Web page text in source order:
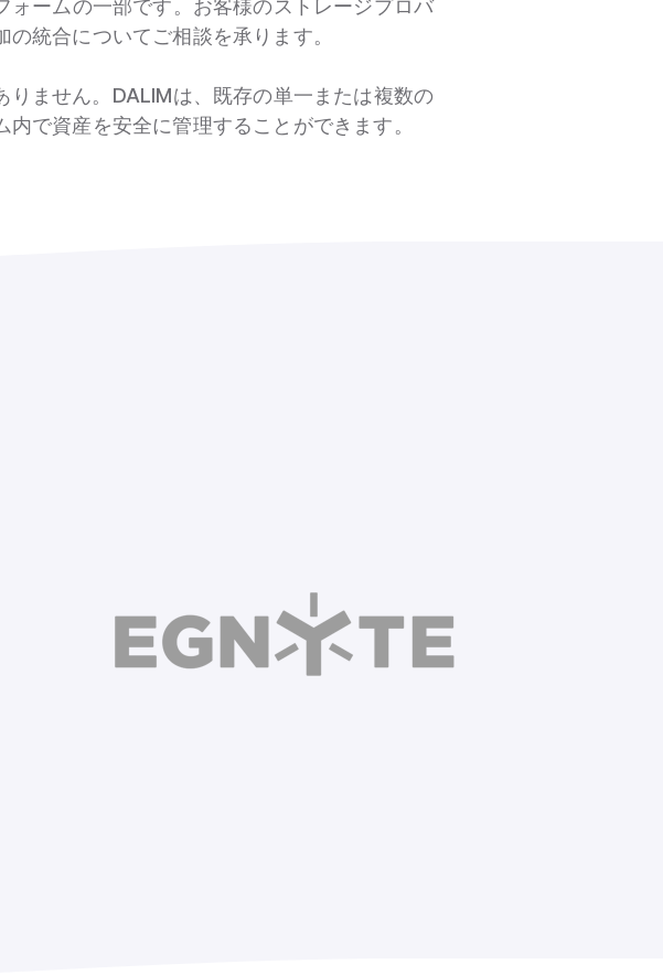
ームの一部です。お客様のストレージプロバ
統合についてご相談を承ります。
ません。DALIMは、既存の単一または複数の
で資産を安全に管理することができます。